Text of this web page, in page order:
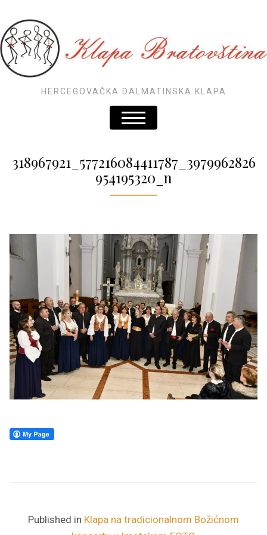
HERCEGOVAČKA DALMATINSKA KLAPA
318967921_577216084411787_3979962826
954195320_n
Published in Klapa na tradicionalnom Božićnom